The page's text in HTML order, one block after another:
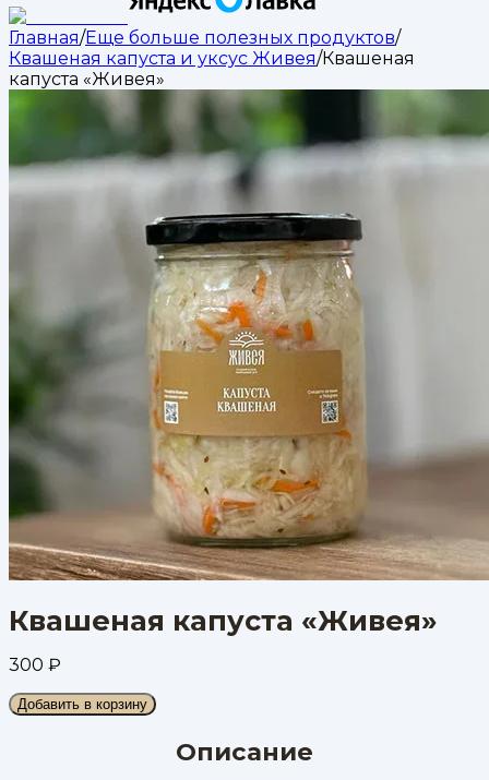
Главная/Еще больше полезных продуктов/
Квашеная капуста и уксус Живея/Квашеная
капуста «Живея»
Квашеная капуста «Живея»
300 ₽
Добавить в корзину
Описание